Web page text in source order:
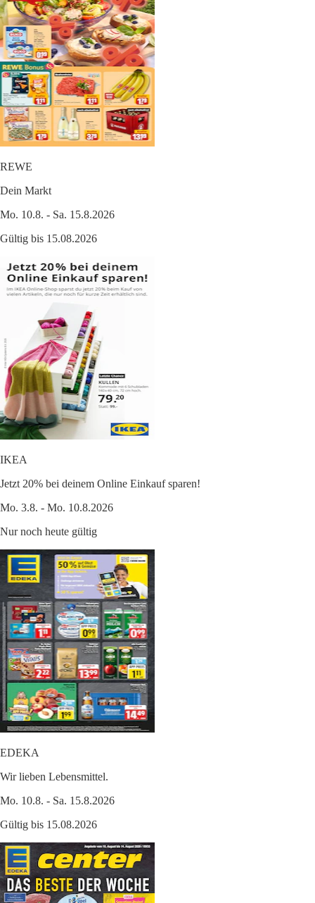
REWE
Dein Markt
Mo. 10.8. - Sa. 15.8.2026
Gültig bis 15.08.2026
IKEA
Jetzt 20% bei deinem Online Einkauf sparen!
Mo. 3.8. - Mo. 10.8.2026
Nur noch heute gültig
EDEKA
Wir lieben Lebensmittel.
Mo. 10.8. - Sa. 15.8.2026
Gültig bis 15.08.2026